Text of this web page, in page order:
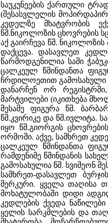
საუკუნეების ქართული
(შესასვლელის
კედელზე მხატვრობის
წმ.ნიკოლოზის ცხოვრების
აქ გაირჩევა წმ.
დაქცევა. დასავლეთ
წარმოდგენილია სამი
ცალკეულ წმინდანთა
ჩრდილოეთით გამოსახული
დანარჩენ ორ
მარტვილები (იკითხება
მესამე ფიგურა წმ.
წმ.კვირიკე და წმ.ივლიტა.
იყო წმ.გიორგის
ორმოში. აქვე, სამხრეთ
ცალკეულ წმინდანთა
რამდენიმე წმინდანის
გამოსახულია წმ. სვიმეონ
სამხრეთ-დასავლეთ
მერკური. ყველა თაღისა
მოხატულობაში დიდი
კედლების ქვედა
ყელის სარკმლების და